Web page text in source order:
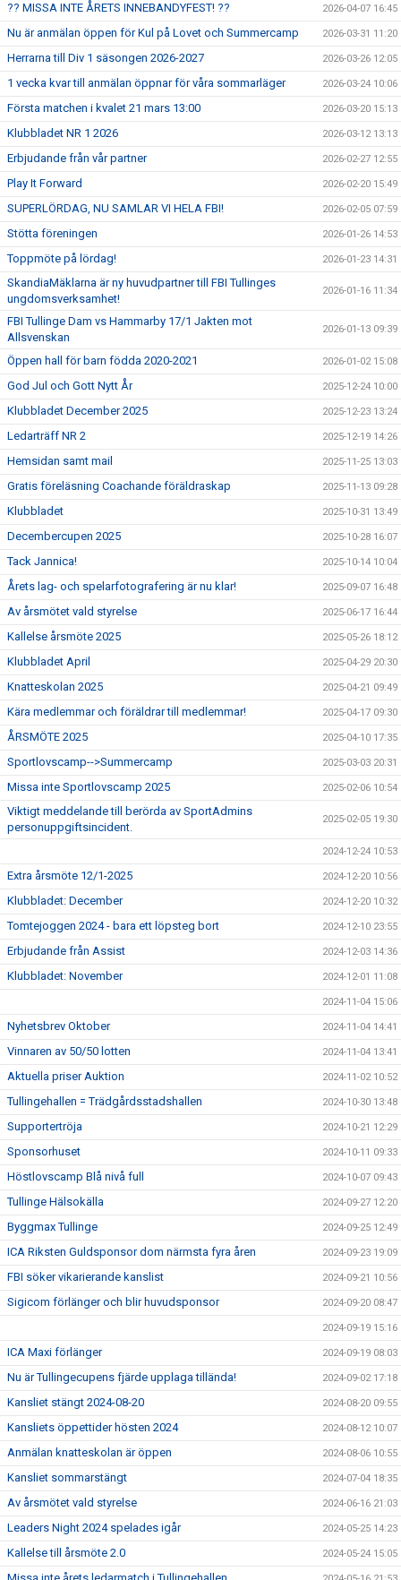
?? MISSA INTE ÅRETS INNEBANDYFEST! ?? 2026-04-07 16:45
Nu är anmälan öppen för Kul på Lovet och Summercamp 2026-03-31 11:20
Herrarna till Div 1 säsongen 2026-2027 2026-03-26 12:05
1 vecka kvar till anmälan öppnar för våra sommarläger 2026-03-24 10:06
Första matchen i kvalet 21 mars 13:00 2026-03-20 15:13
Klubbladet NR 1 2026 2026-03-12 13:13
Erbjudande från vår partner 2026-02-27 12:55
Play It Forward 2026-02-20 15:49
SUPERLÖRDAG, NU SAMLAR VI HELA FBI! 2026-02-05 07:59
Stötta föreningen 2026-01-26 14:53
Toppmöte på lördag! 2026-01-23 14:31
SkandiaMäklarna är ny huvudpartner till FBI Tullinges
ungdomsverksamhet!
2026-01-16 11:34
FBI Tullinge Dam vs Hammarby 17/1 Jakten mot
Allsvenskan
2026-01-13 09:39
Öppen hall för barn födda 2020-2021 2026-01-02 15:08
God Jul och Gott Nytt År 2025-12-24 10:00
Klubbladet December 2025 2025-12-23 13:24
Ledarträff NR 2 2025-12-19 14:26
Hemsidan samt mail 2025-11-25 13:03
Gratis föreläsning Coachande föräldraskap 2025-11-13 09:28
Klubbladet 2025-10-31 13:49
Decembercupen 2025 2025-10-28 16:07
Tack Jannica! 2025-10-14 10:04
Årets lag- och spelarfotografering är nu klar! 2025-09-07 16:48
Av årsmötet vald styrelse 2025-06-17 16:44
Kallelse årsmöte 2025 2025-05-26 18:12
Klubbladet April 2025-04-29 20:30
Knatteskolan 2025 2025-04-21 09:49
Kära medlemmar och föräldrar till medlemmar! 2025-04-17 09:30
ÅRSMÖTE 2025 2025-04-10 17:35
Sportlovscamp-->Summercamp 2025-03-03 20:31
Missa inte Sportlovscamp 2025 2025-02-06 10:54
Viktigt meddelande till berörda av SportAdmins
personuppgiftsincident.
2025-02-05 19:30
2024-12-24 10:53
Extra årsmöte 12/1-2025 2024-12-20 10:56
Klubbladet: December 2024-12-20 10:32
Tomtejoggen 2024 - bara ett löpsteg bort 2024-12-10 23:55
Erbjudande från Assist 2024-12-03 14:36
Klubbladet: November 2024-12-01 11:08
2024-11-04 15:06
Nyhetsbrev Oktober 2024-11-04 14:41
Vinnaren av 50/50 lotten 2024-11-04 13:41
Aktuella priser Auktion 2024-11-02 10:52
Tullingehallen = Trädgårdsstadshallen 2024-10-30 13:48
Supportertröja 2024-10-21 12:29
Sponsorhuset 2024-10-11 09:33
Höstlovscamp Blå nivå full 2024-10-07 09:43
Tullinge Hälsokälla 2024-09-27 12:20
Byggmax Tullinge 2024-09-25 12:49
ICA Riksten Guldsponsor dom närmsta fyra åren 2024-09-23 19:09
FBI söker vikarierande kanslist 2024-09-21 10:56
Sigicom förlänger och blir huvudsponsor 2024-09-20 08:47
2024-09-19 15:16
ICA Maxi förlänger 2024-09-19 08:03
Nu är Tullingecupens fjärde upplaga tillända! 2024-09-02 17:18
Kansliet stängt 2024-08-20 2024-08-20 09:55
Kansliets öppettider hösten 2024 2024-08-12 10:07
Anmälan knatteskolan är öppen 2024-08-06 10:55
Kansliet sommarstängt 2024-07-04 18:35
Av årsmötet vald styrelse 2024-06-16 21:03
Leaders Night 2024 spelades igår 2024-05-25 14:23
Kallelse till årsmöte 2.0 2024-05-24 15:05